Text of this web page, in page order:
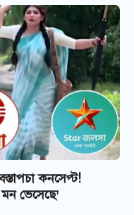
কনসেপ্ট!
ভেসেছে’